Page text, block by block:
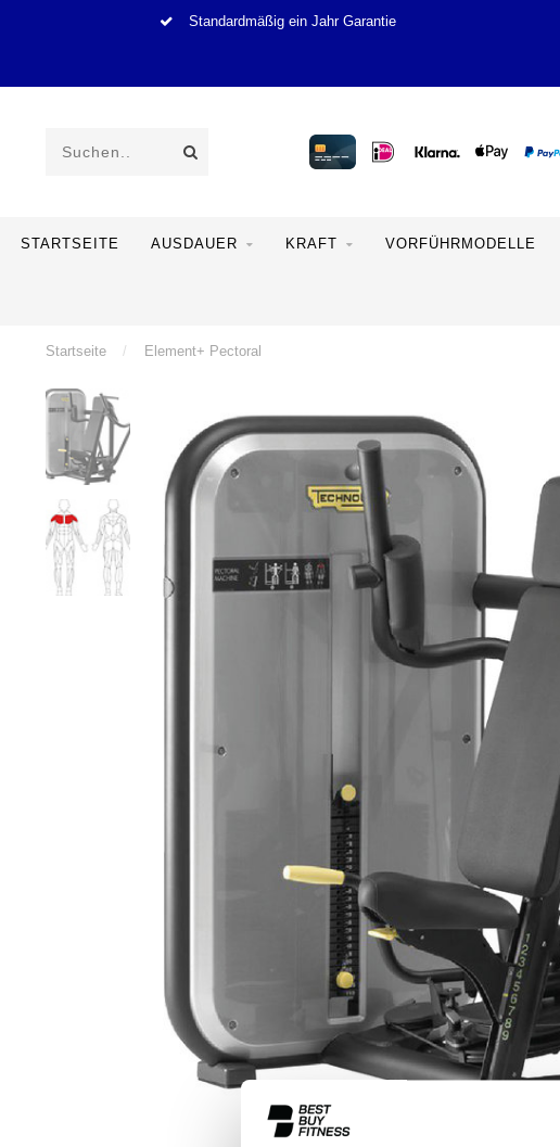
Standardmäßig ein Jahr Garantie
STARTSEITE AUSDAUER KRAFT VORFÜHRMODELLE
Startseite / Element+ Pectoral